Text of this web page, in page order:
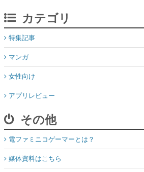
カテゴリ
特集記事
マンガ
女性向け
アプリレビュー
その他
電ファミニコゲーマーとは？
媒体資料はこちら